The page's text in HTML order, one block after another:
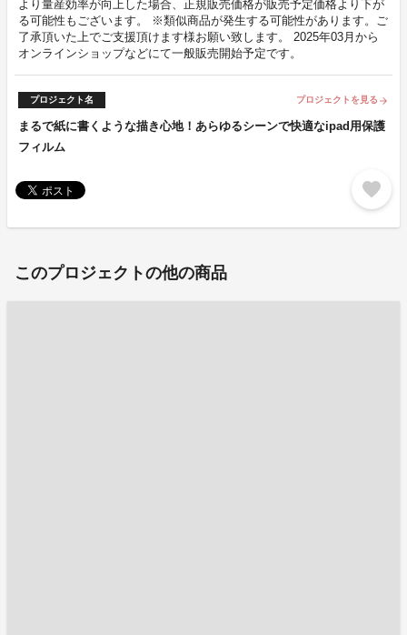
より量産効率が向上した場合、正規販売価格が販売予定価格より下が
る可能性もございます。 ※類似商品が発生する可能性があります。ご
了承頂いた上でご支援頂けます様お願い致します。 2025年03月から
オンラインショップなどにて一般販売開始予定です。
プロジェクト名 プロジェクトを見る arrow_forward
まるで紙に書くような描き心地！あらゆるシーンで快適なipad用保護
フィルム
favorite
このプロジェクトの他の商品